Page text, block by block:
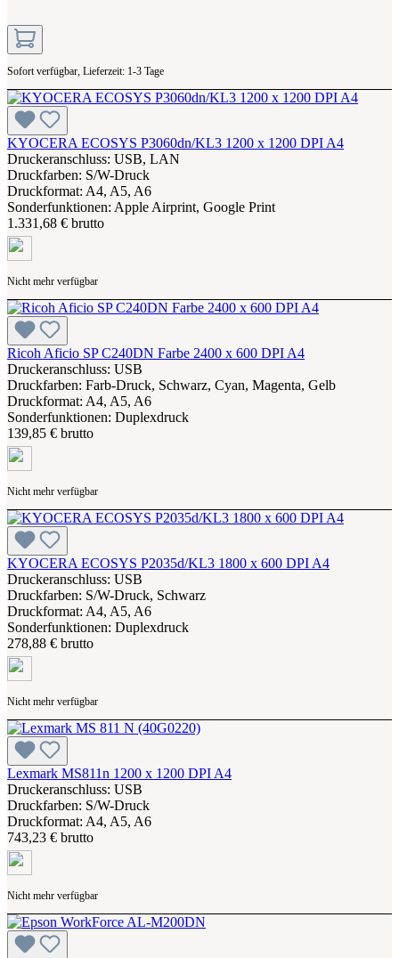
Sofort verfügbar, Lieferzeit: 1-3 Tage
KYOCERA ECOSYS P3060dn/KL3 1200 x 1200 DPI A4
Druckeranschluss: USB, LAN
Druckfarben: S/W-Druck
Druckformat: A4, A5, A6
Sonderfunktionen: Apple Airprint, Google Print
1.331,68 € brutto
Nicht mehr verfügbar
Ricoh Aficio SP C240DN Farbe 2400 x 600 DPI A4
Druckeranschluss: USB
Druckfarben: Farb-Druck, Schwarz, Cyan, Magenta, Gelb
Druckformat: A4, A5, A6
Sonderfunktionen: Duplexdruck
139,85 € brutto
Nicht mehr verfügbar
KYOCERA ECOSYS P2035d/KL3 1800 x 600 DPI A4
Druckeranschluss: USB
Druckfarben: S/W-Druck, Schwarz
Druckformat: A4, A5, A6
Sonderfunktionen: Duplexdruck
278,88 € brutto
Nicht mehr verfügbar
Lexmark MS811n 1200 x 1200 DPI A4
Druckeranschluss: USB
Druckfarben: S/W-Druck
Druckformat: A4, A5, A6
743,23 € brutto
Nicht mehr verfügbar